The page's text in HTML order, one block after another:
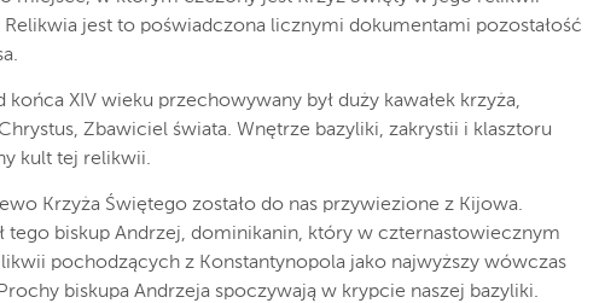
jest to poświadczona licznymi dokumentami pozostałość
końca XIV wieku przechowywany był duży kawałek krzyża,
Zbawiciel świata. Wnętrze bazyliki, zakrystii i klasztoru
kult tej relikwii.
Krzyża Świętego zostało do nas przywiezione z Kijowa.
tego biskup Andrzej, dominikanin, który w czternastowiecznym
pochodzących z Konstantynopola jako najwyższy wówczas
biskupa Andrzeja spoczywają w krypcie naszej bazyliki.